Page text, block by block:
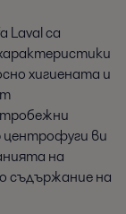
Laval са
хигиената и
центрофуги ви
на
съдържание на